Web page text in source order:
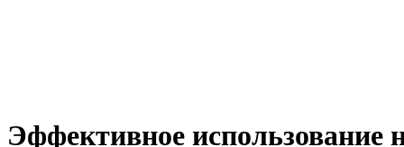
Эффективное использование